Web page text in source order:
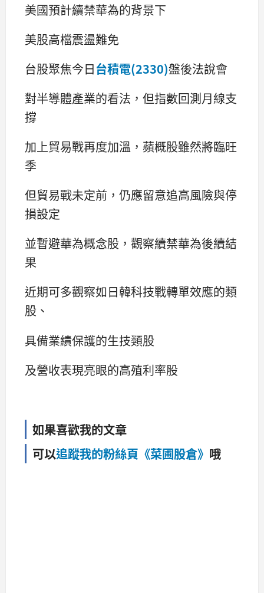
美國預計續禁華為的背景下
美股高檔震盪難免
台股聚焦今日台積電(2330)盤後法說會
對半導體產業的看法，但指數回測月線支
撐
加上貿易戰再度加溫，蘋概股雖然將臨旺
季
但貿易戰未定前，仍應留意追高風險與停
損設定
並暫避華為概念股，觀察續禁華為後續結
果
近期可多觀察如日韓科技戰轉單效應的類
股、
具備業績保護的生技類股
及營收表現亮眼的高殖利率股
如果喜歡我的文章
可以追蹤我的粉絲頁《菜圃股倉》 哦